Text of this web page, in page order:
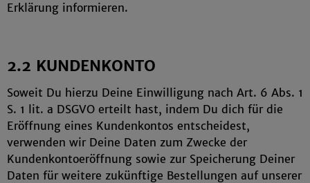
Erklärung informieren.
2.2 KUNDENKONTO
Soweit Du hierzu Deine Einwilligung nach Art. 6 Abs. 1
S. 1 lit. a DSGVO erteilt hast, indem Du dich für die
Eröffnung eines Kundenkontos entscheidest,
verwenden wir Deine Daten zum Zwecke der
Kundenkontoeröffnung sowie zur Speicherung Deiner
Daten für weitere zukünftige Bestellungen auf unserer